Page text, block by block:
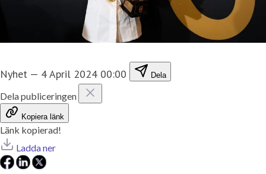
Nyhet — 4 April 2024 00:00 Dela
Dela publiceringen
Kopiera länk
Länk kopierad!
Ladda ner